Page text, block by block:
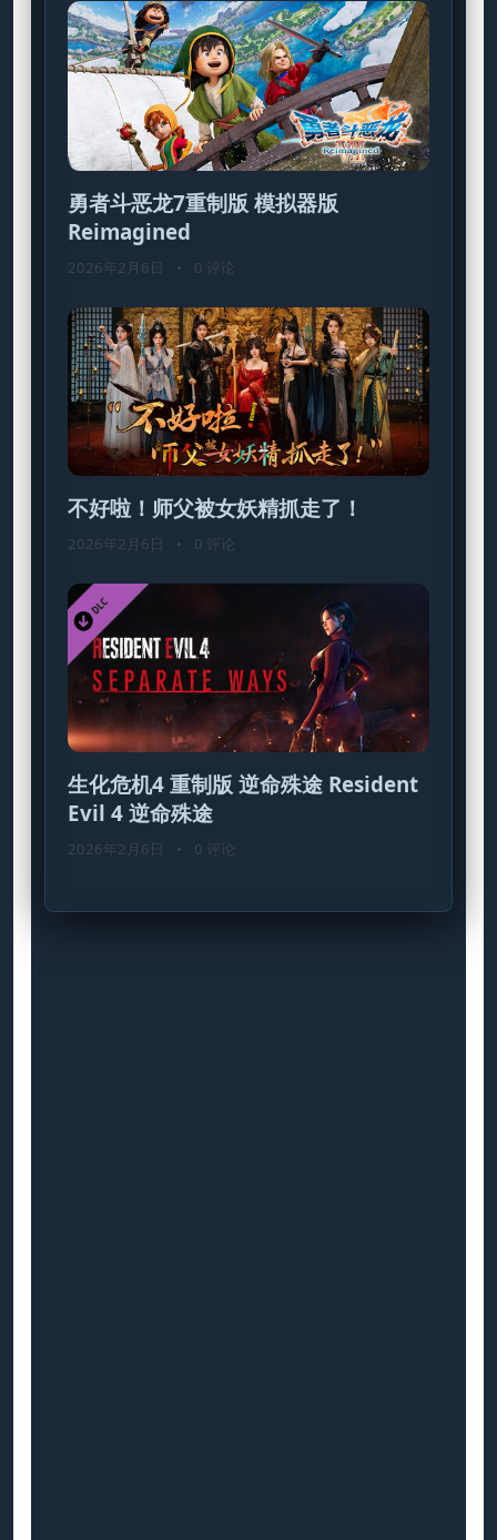
勇者斗恶龙7重制版 模拟器版
Reimagined
2026年2月6日 • 0 评论
不好啦！师父被女妖精抓走了！
2026年2月6日 • 0 评论
生化危机4 重制版 逆命殊途 Resident
Evil 4 逆命殊途
2026年2月6日 • 0 评论